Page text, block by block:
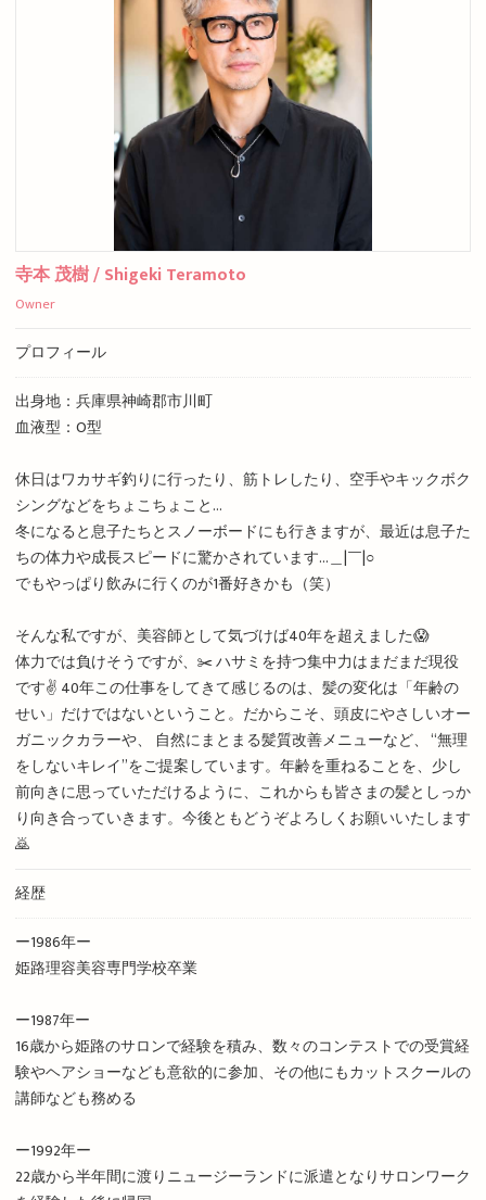
寺本 茂樹 / Shigeki Teramoto
Owner
プロフィール
出身地：兵庫県神崎郡市川町
血液型：O型
休日はワカサギ釣りに行ったり、筋トレしたり、空手やキックボク
シングなどをちょこちょこと...
冬になると息子たちとスノーボードにも行きますが、最近は息子た
ちの体力や成長スピードに驚かされています...＿|￣|○
でもやっぱり飲みに行くのが1番好きかも（笑）
そんな私ですが、美容師として気づけば40年を超えました😱
体力では負けそうですが、✂️ ハサミを持つ集中力はまだまだ現役
です✌️ 40年この仕事をしてきて感じるのは、髪の変化は「年齢の
せい」だけではないということ。だからこそ、頭皮にやさしいオー
ガニックカラーや、 自然にまとまる髪質改善メニューなど、 “無理
をしないキレイ”をご提案しています。年齢を重ねることを、少し
前向きに思っていただけるように、これからも皆さまの髪としっか
り向き合っていきます。今後ともどうぞよろしくお願いいたします
🙇
経歴
ー1986年ー
姫路理容美容専門学校卒業
ー1987年ー
16歳から姫路のサロンで経験を積み、数々のコンテストでの受賞経
験やヘアショーなども意欲的に参加、その他にもカットスクールの
講師なども務める
ー1992年ー
22歳から半年間に渡りニュージーランドに派遣となりサロンワーク